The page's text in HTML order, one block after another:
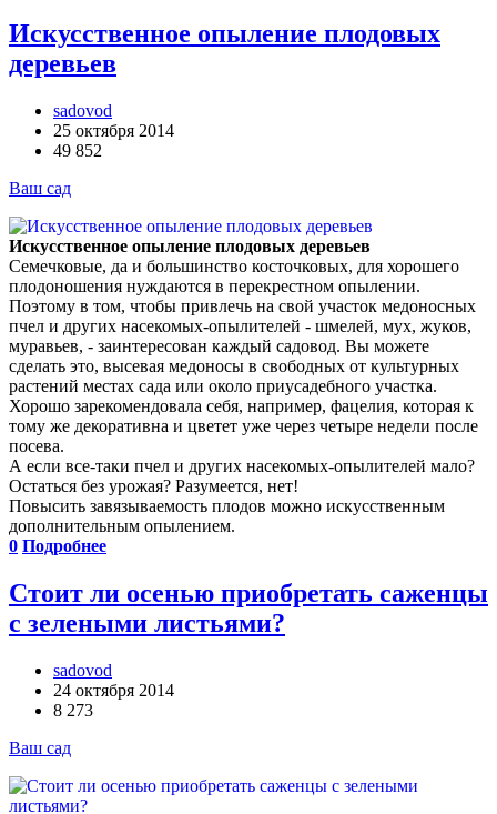
Искусственное опыление плодовых
деревьев
sadovod
25 октября 2014
49 852
Ваш сад
Искусственное опыление плодовых деревьев
Семечковые, да и большинство косточковых, для хорошего
плодоношения нуждаются в перекрестном опылении.
Поэтому в том, чтобы привлечь на свой участок медоносных
пчел и других насекомых-опылителей - шмелей, мух, жуков,
муравьев, - заинтересован каждый садовод. Вы можете
сделать это, высевая медоносы в свободных от культурных
растений местах сада или около приусадебного участка.
Хорошо зарекомендовала себя, например, фацелия, которая к
тому же декоративна и цветет уже через четыре недели после
посева.
А если все-таки пчел и других насекомых-опылителей мало?
Остаться без урожая? Разумеется, нет!
Повысить завязываемость плодов можно искусственным
дополнительным опылением.
0 Подробнее
Стоит ли осенью приобретать саженцы
с зелеными листьями?
sadovod
24 октября 2014
8 273
Ваш сад